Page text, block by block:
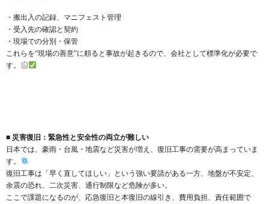
・搬出入の記録、マニフェスト管理
・受入先の確認と契約
・現場での分別・保管
これらを“現場の善意”に頼ると事故が起きるので、会社として標準化が必要で
す。
■ 災害復旧：緊急性と安全性の両立が難しい
日本では、豪雨・台風・地震など災害が増え、復旧工事の需要が高まっていま
す。
復旧工事は「早く直してほしい」という強い要請がある一方、地盤が不安定、
余震の恐れ、二次災害、通行制限など危険が多い。
ここで課題になるのが、応急復旧と本復旧の線引き、費用負担、責任範囲で